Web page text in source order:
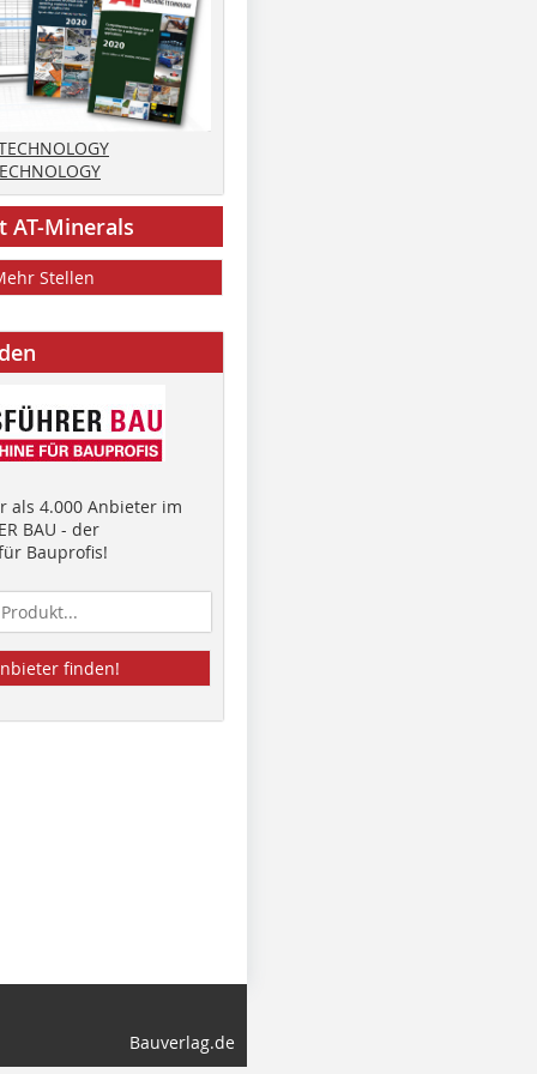
AT-Minerals
Stellen
als 4.000 Anbieter im
BAU - der
Bauprofis!
finden!
Bauverlag.de